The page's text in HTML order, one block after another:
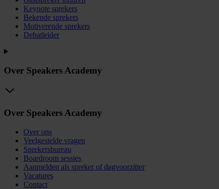
Keynote sprekers
Bekende sprekers
Motiverende sprekers
Debatleider
Over Speakers Academy
Over Speakers Academy
Over ons
Veelgestelde vragen
Sprekersbureau
Boardroom sessies
Aanmelden als spreker of dagvoorzitter
Vacatures
Contact